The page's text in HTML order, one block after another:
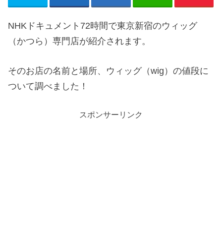
NHKドキュメント72時間で東京新宿のウィッグ
（かつら）専門店が紹介されます。
そのお店の名前と場所、ウィッグ（wig）の値段に
ついて調べました！
スポンサーリンク